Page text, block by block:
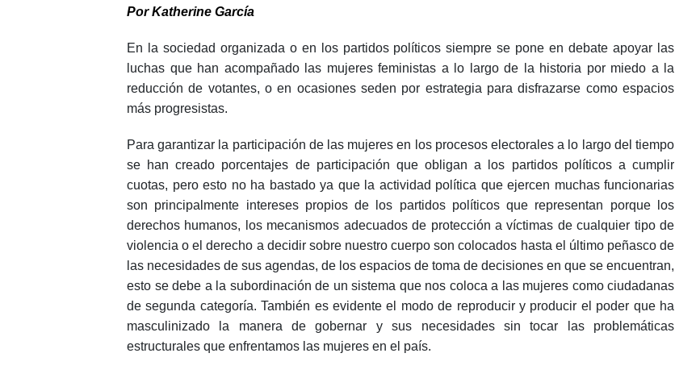
Por Katherine García
En la sociedad organizada o en los partidos políticos siempre se pone en debate apoyar las
luchas que han acompañado las mujeres feministas a lo largo de la historia por miedo a la
reducción de votantes, o en ocasiones seden por estrategia para disfrazarse como espacios
más progresistas.
Para garantizar la participación de las mujeres en los procesos electorales a lo largo del tiempo
se han creado porcentajes de participación que obligan a los partidos políticos a cumplir
cuotas, pero esto no ha bastado ya que la actividad política que ejercen muchas funcionarias
son principalmente intereses propios de los partidos políticos que representan porque los
derechos humanos, los mecanismos adecuados de protección a víctimas de cualquier tipo de
violencia o el derecho a decidir sobre nuestro cuerpo son colocados hasta el último peñasco de
las necesidades de sus agendas, de los espacios de toma de decisiones en que se encuentran,
esto se debe a la subordinación de un sistema que nos coloca a las mujeres como ciudadanas
de segunda categoría. También es evidente el modo de reproducir y producir el poder que ha
masculinizado la manera de gobernar y sus necesidades sin tocar las problemáticas
estructurales que enfrentamos las mujeres en el país.